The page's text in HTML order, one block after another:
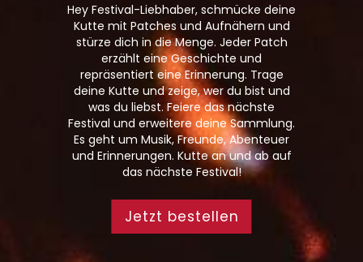
Hey Festival-Liebhaber, schmücke deine
Kutte mit Patches und Aufnähern und
stürze dich in die Menge. Jeder Patch
erzählt eine Geschichte und
repräsentiert eine Erinnerung. Trage
deine Kutte und zeige, wer du bist und
was du liebst. Feiere das nächste
Festival und erweitere deine Sammlung.
Es geht um Musik, Freunde, Abenteuer
und Erinnerungen. Kutte an und ab auf
das nächste Festival!
Jetzt bestellen